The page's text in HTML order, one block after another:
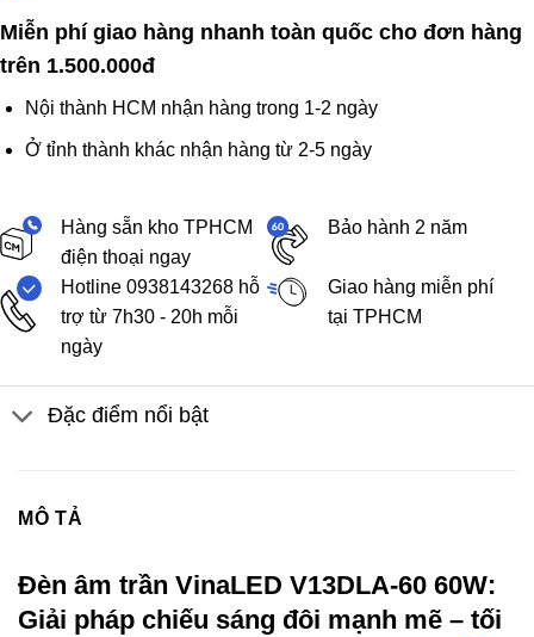
Miễn phí giao hàng nhanh toàn quốc cho đơn hàng
trên 1.500.000đ
Nội thành HCM nhận hàng trong 1-2 ngày
Ở tỉnh thành khác nhận hàng từ 2-5 ngày
Hàng sẵn kho TPHCM
điện thoại ngay
Bảo hành 2 năm
Hotline 0938143268 hỗ
trợ từ 7h30 - 20h mỗi
ngày
Giao hàng miễn phí
tại TPHCM
Đặc điểm nổi bật
MÔ TẢ
Đèn âm trần VinaLED V13DLA-60 60W:
Giải pháp chiếu sáng đôi mạnh mẽ – tối